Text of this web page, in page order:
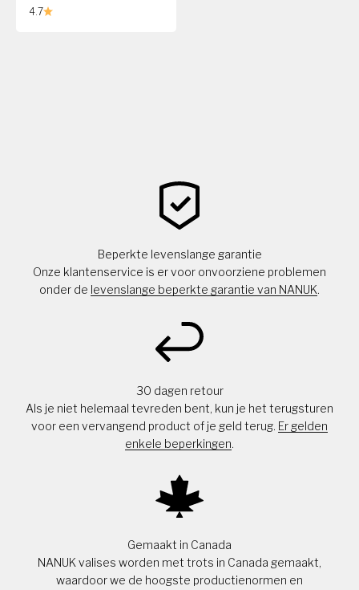
4.7
Beperkte levenslange garantie
Onze klantenservice is er voor onvoorziene problemen
onder de levenslange beperkte garantie van NANUK.
30 dagen retour
Als je niet helemaal tevreden bent, kun je het terugsturen
voor een vervangend product of je geld terug. Er gelden
enkele beperkingen.
Gemaakt in Canada
NANUK valises worden met trots in Canada gemaakt,
waardoor we de hoogste productienormen en